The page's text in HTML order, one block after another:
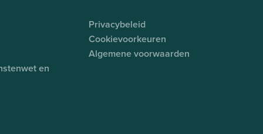
en
Privacybeleid
Cookievoorkeuren
Algemene voorwaarden